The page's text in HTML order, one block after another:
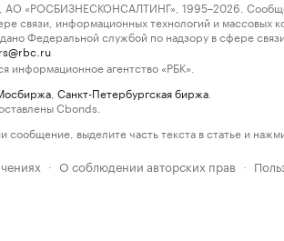
1995–2026.
связи, информационных технологий и
Федеральной службой по надзору в сфере
информационное агентство «РБК».
Санкт-Петербургская биржа
Cbonds.
сообщение, выделите часть текста в статье и
· О соблюдении авторских прав ·